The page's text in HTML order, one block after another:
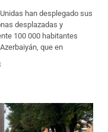
han desplegado sus
desplazadas y
100 000 habitantes
que en